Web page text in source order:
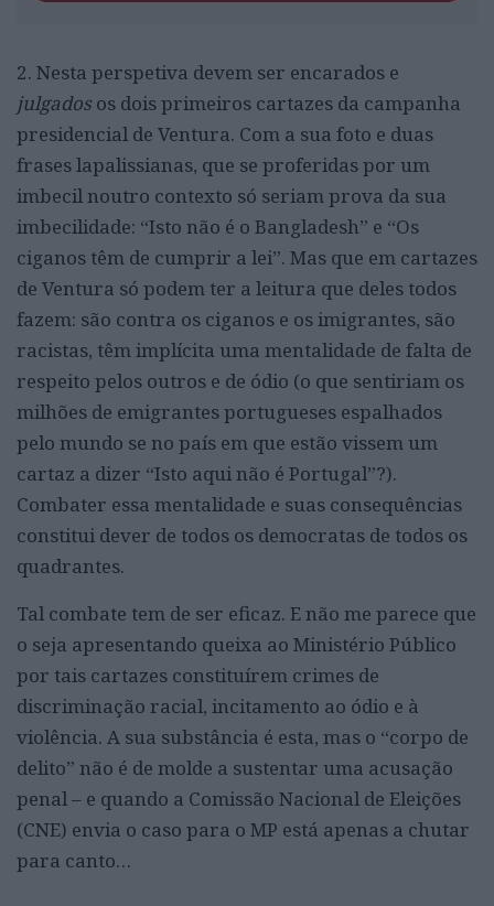
2. Nesta perspetiva devem ser encarados e
julgados os dois primeiros cartazes da campanha
presidencial de Ventura. Com a sua foto e duas
frases lapalissianas, que se proferidas por um
imbecil noutro contexto só seriam prova da sua
imbecilidade: “Isto não é o Bangladesh” e “Os
ciganos têm de cumprir a lei”. Mas que em cartazes
de Ventura só podem ter a leitura que deles todos
fazem: são contra os ciganos e os imigrantes, são
racistas, têm implícita uma mentalidade de falta de
respeito pelos outros e de ódio (o que sentiriam os
milhões de emigrantes portugueses espalhados
pelo mundo se no país em que estão vissem um
cartaz a dizer “Isto aqui não é Portugal”?).
Combater essa mentalidade e suas consequências
constitui dever de todos os democratas de todos os
quadrantes.
Tal combate tem de ser eficaz. E não me parece que
o seja apresentando queixa ao Ministério Público
por tais cartazes constituírem crimes de
discriminação racial, incitamento ao ódio e à
violência. A sua substância é esta, mas o “corpo de
delito” não é de molde a sustentar uma acusação
penal – e quando a Comissão Nacional de Eleições
(CNE) envia o caso para o MP está apenas a chutar
para canto…